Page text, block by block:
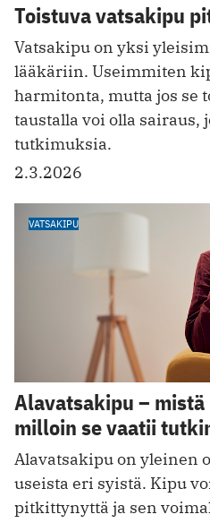
Toistuva vatsakipu
Vatsakipu on yksi
lääkäriin. Useimmiten
harmitonta, mutta jos se
taustalla voi olla sairaus,
tutkimuksia.
2.3.2026
VATSAKIPU
Alavatsakipu –
milloin se vaatii
Alavatsakipu on yleinen
useista eri syistä. Kipu
pitkittynyttä ja sen